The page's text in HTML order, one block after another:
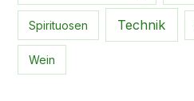
Spirituosen Technik
Wein